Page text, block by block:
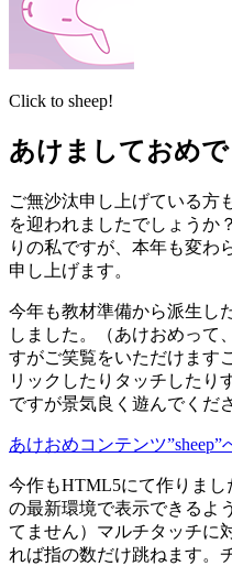
Click to sheep!
あけましておめで
ご無沙汰申し上げている方
を迎われましたでしょうか
りの私ですが、本年も変わ
申し上げます。
今年も教材準備から派生し
しました。（あけおめって
すがご笑覧をいただけます
リックしたりタッチしたり
ですが景気良く遊んでくだ
あけおめコンテンツ”sheep”
今作もHTML5にて作りまし
の最新環境で表示できるよ
てません）マルチタッチに
れば指の数だけ跳ねます。